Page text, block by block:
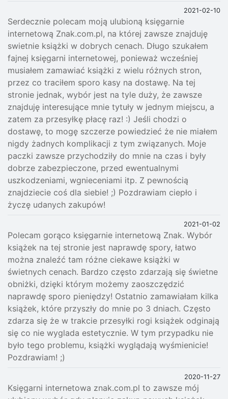
2021-02-10
Serdecznie polecam moją ulubioną księgarnie
internetową Znak.com.pl, na której zawsze znajduję
swietnie książki w dobrych cenach. Długo szukałem
fajnej księgarni internetowej, ponieważ wcześniej
musiałem zamawiać książki z wielu różnych stron,
przez co traciłem sporo kasy na dostawę. Na tej
stronie jednak, wybór jest na tyle duży, że zawsze
znajduję interesujące mnie tytuły w jednym miejscu, a
zatem za przesyłkę płacę raz! :) Jeśli chodzi o
dostawę, to mogę szczerze powiedzieć że nie miałem
nigdy żadnych komplikacji z tym związanych. Moje
paczki zawsze przychodziły do mnie na czas i były
dobrze zabezpieczone, przed ewentualnymi
uszkodzeniami, wgnieceniami itp. Z pewnością
znajdziecie coś dla siebie! ;) Pozdrawiam ciepło i
życzę udanych zakupów!
2021-01-02
Polecam gorąco księgarnie internetową Znak. Wybór
książek na tej stronie jest naprawdę spory, łatwo
można znaleźć tam różne ciekawe książki w
świetnych cenach. Bardzo często zdarzają się świetne
obniżki, dzięki którym możemy zaoszczędzić
naprawdę sporo pieniędzy! Ostatnio zamawiałam kilka
książek, które przyszły do mnie po 3 dniach. Często
zdarza się że w trakcie przesyłki rogi książek odginają
się co nie wyglada estetycznie. W tym przypadku nie
było tego problemu, książki wyglądają wyśmienicie!
Pozdrawiam! ;)
2020-11-27
Księgarni internetowa znak.com.pl to zawsze mój